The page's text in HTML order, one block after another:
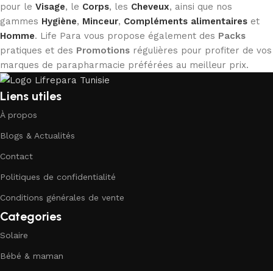
pour le Visage, le Corps, les Cheveux, ainsi que nos
gammes Hygiène, Minceur, Compléments alimentaires et
Homme. Life Para vous propose également des Packs
pratiques et des Promotions régulières pour profiter de vos
marques de parapharmacie préférées au meilleur prix.
Liens utiles
À propos
Blogs & Actualités
Contact
Politiques de confidentialité
Conditions générales de vente
Categories
Solaire
Bébé & maman